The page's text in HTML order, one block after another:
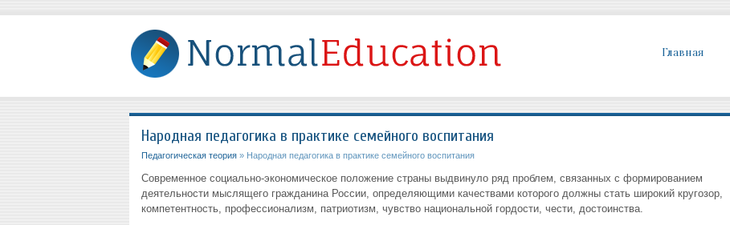
Главная
Народная педагогика в практике семейного воспитания
Педагогическая теория» Народная педагогика в практике семейного воспитания
Современное социально-экономическое положение страны выдвинуло ряд проблем, связанных с формированием
деятельности мыслящего гражданина России, определяющими качествами которого должны стать широкий кругозор,
компетентность, профессионализм, патриотизм, чувство национальной гордости, чести, достоинства.